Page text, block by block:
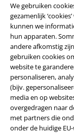
We gebruiken
gezamenlijk
kunnen we
hun apparaten.
andere afkomstig
gebruiken cookies
website te
personaliseren,
(bijv.
media en op
overgedragen naar
met partners die
onder de huidige